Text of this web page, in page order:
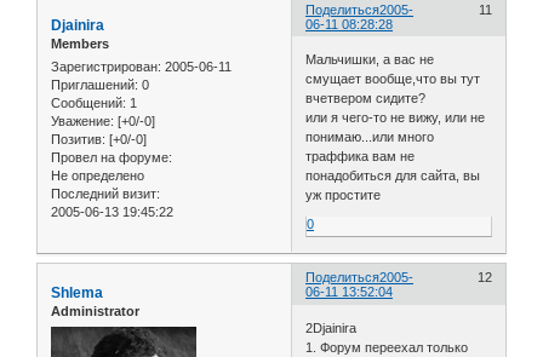
Поделиться 11
2005-
06-11 08:28:28
Djainira
Members
Зарегистрирован: 2005-06-11
Приглашений: 0
Сообщений: 1
Уважение: [+0/-0]
Позитив: [+0/-0]
Провел на форуме:
Не определено
Последний визит:
2005-06-13 19:45:22
Мальчишки, а вас не
смущает вообще,что вы тут
вчетвером сидите?
или я чего-то не вижу, или не
понимаю...или много
траффика вам не
понадобиться для сайта, вы
уж простите
0
Поделиться 12
2005-
06-11 13:52:04
Shlema
Administrator
2Djainira
1. Форум переехал только